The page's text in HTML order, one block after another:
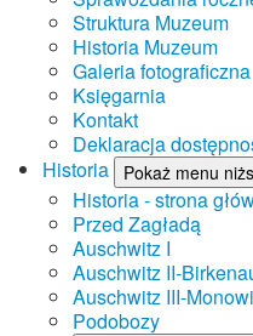
Struktura Muzeum
Historia Muzeum
Galeria fotograficzna
Księgarnia
Kontakt
Deklaracja
Historia
Pokaż menu
Historia - strona
Przed Zagładą
Auschwitz I
Auschwitz II-
Auschwitz III-
Podobozy